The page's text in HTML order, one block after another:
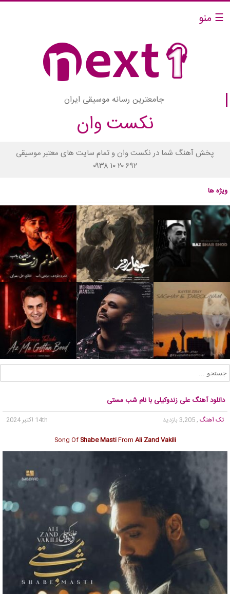
☰ منو
جامعترین رسانه موسیقی ایران
نکست وان
پخش آهنگ شما در نکست وان و تمام سایت های معتبر موسیقی
۰۹۳۸ ۱۰ ۲۰ ۶۹۲
ویژه ها
دانلود آهنگ علی زندوکیلی با نام شب مستی
تک آهنگ , 3,205 بازدید
14th اکتبر 2024
Song OfShabe MastiFrom Ali Zand Vakili